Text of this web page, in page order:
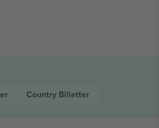
Country Billetter